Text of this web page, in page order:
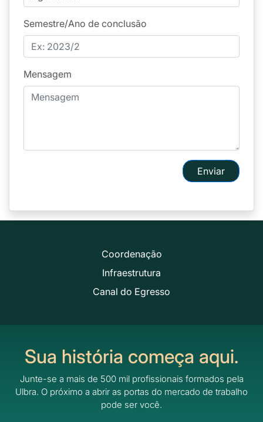
Semestre/Ano de conclusão
Mensagem
Enviar
Coordenação
Infraestrutura
Canal do Egresso
Sua história começa aqui.
Junte-se a mais de 500 mil profissionais formados pela
Ulbra. O próximo a abrir as portas do mercado de trabalho
pode ser você.